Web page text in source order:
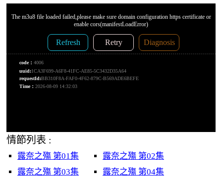
情節列表 :
露奈之殤 第01集
露奈之殤 第02集
露奈之殤 第03集
露奈之殤 第04集